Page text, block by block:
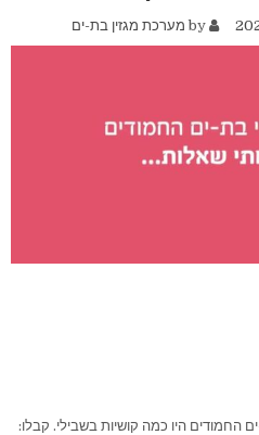
by מערכת מגזין בת-ים
החמודים היו כמה קושיות בשבילי. קבלו: